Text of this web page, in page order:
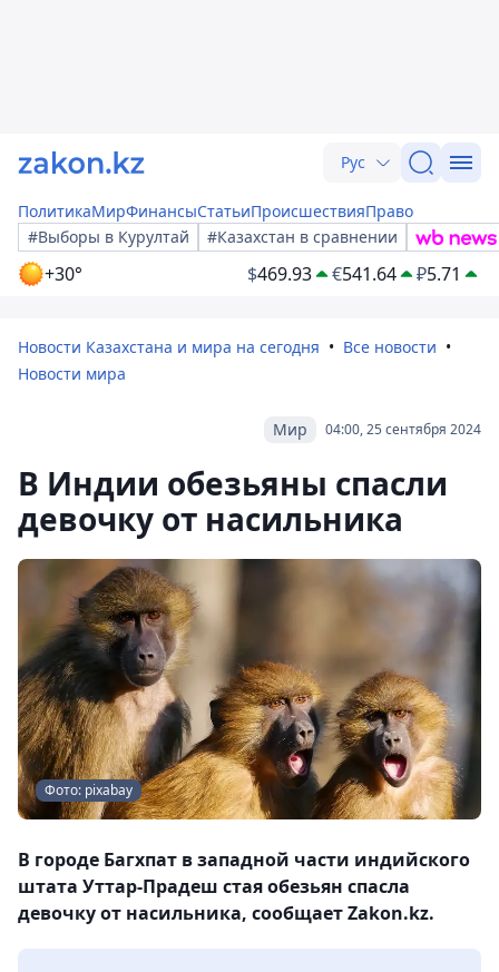
Рус
ПолитикаМирФинансыСтатьиПроисшествияПраво
#Выборы в Курултай
#Казахстан в сравнении
+30° $469.93 €541.64 ₽5.71
Новости Казахстана и мира на сегодня
Все новости
Новости мира
04:00, 25 сентября 2024
Мир
В Индии обезьяны спасли
девочку от насильника
Фото: pixabay
В городе Багхпат в западной части индийского
штата Уттар-Прадеш стая обезьян спасла
девочку от насильника, сообщает Zakon.kz.